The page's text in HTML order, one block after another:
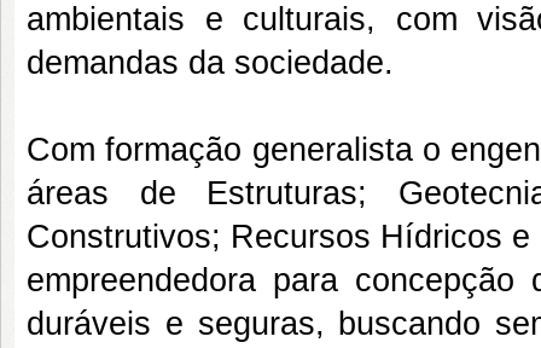
ambientais e culturais, com
demandas da sociedade.
Com formação generalista o
áreas de Estruturas;
Construtivos; Recursos Hídricos
empreendedora para
duráveis e seguras, buscando